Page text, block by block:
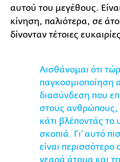
αυτού του μεγέθους.
κίνηση, παλιότερα, σε
δίνονταν τέτοιες
Αισθάνομαι ότι
παγκοσμιοποίηση
διασύνδεση που
στους ανθρώπους,
κάτι βλέποντάς το
σκοπιά. Γι’ αυτό
είναι
νεαρά άτομα και